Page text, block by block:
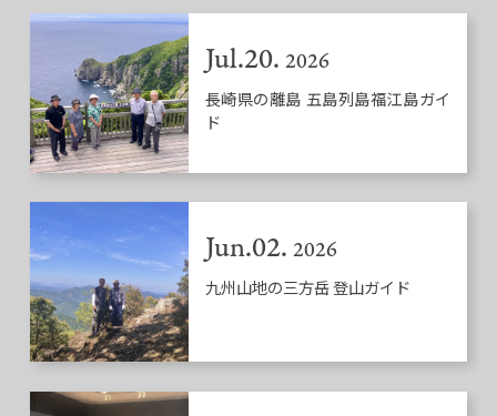
Jul.20. 2026
長崎県の離島 五島列島福江島ガイ
ド
Jun.02. 2026
九州山地の三方岳 登山ガイド